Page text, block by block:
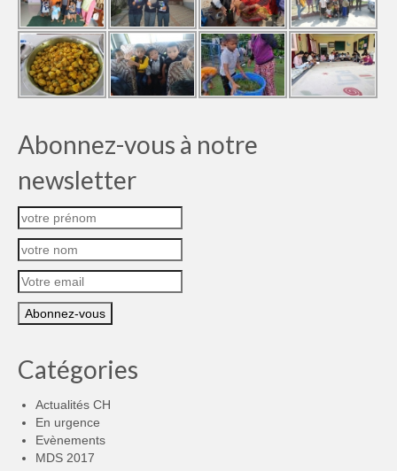
Abonnez-vous à notre
newsletter
Catégories
Actualités CH
En urgence
Evènements
MDS 2017